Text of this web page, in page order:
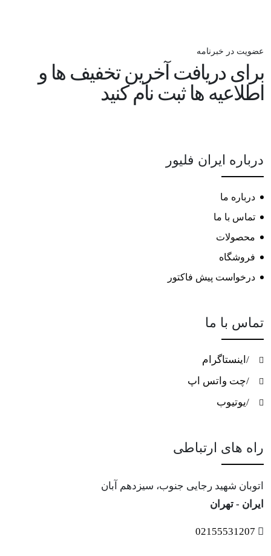
عضویت در خبرنامه
برای دریافت آخرین تخفیف ها و
اطلاعیه ها ثبت نام کنید
درباره ایران فلیور
درباره ما
تماس با ما
محصولات
فروشگاه
درخواست پیش فاکتور
تماس با ما
/اینستاگرام
/چت واتس اپ
/یوتیوب
راه های ارتباطی
اتوبان شهید رجایی جنوب، سیزدهم آبان
ایران - تهران
02155531207